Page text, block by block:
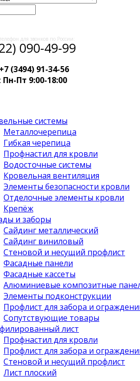
для звонков по России:
090-49-99
+7 (3494) 91-34-56
Пн-Пт 9:00-18:00
системы
Металлочерепица
Гибкая черепица
Профнастил для кровли
Водосточные системы
Кровельная вентиляция
Элементы безопасности кровли
Отделочные элементы кровли
Крепёж
и заборы
Сайдинг металлический
Сайдинг виниловый
Стеновой и несущий профлист
Фасадные панели
Фасадные кассеты
Алюминиевые композитные
Элементы подконструкции
Профлист для забора и
Сопутствующие товары
лист
Профнастил для кровли
Профлист для забора и
Стеновой и несущий профлист
Лист плоский